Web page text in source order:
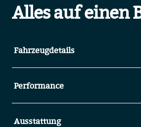
Alles auf einen
Fahrzeugdetails
Performance
Ausstattung